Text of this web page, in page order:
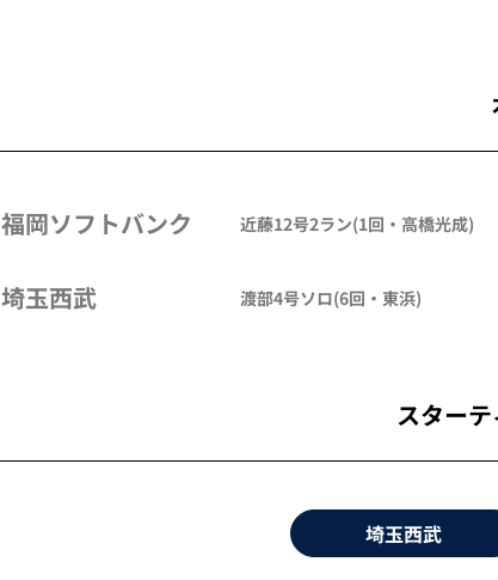
福岡ソフトバンク 近藤12号2ラン(1回・ 高橋光成)
埼玉西武 渡部4号ソロ(6回・ 東浜)
スター
埼玉西武